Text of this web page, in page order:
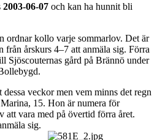
2003-06-07 och kan ha hunnit bli
ordnar kollo varje sommarlov. Det är
från årskurs 4–7 att anmäla sig. Förra
Sjöscouternas gård på Brännö under
veckor men vem minns det regn
15. Hon är numera för
vara med på övertid förra året.
sig.